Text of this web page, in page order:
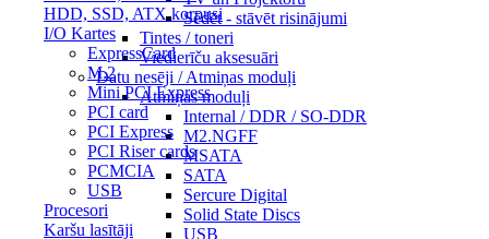
HDD, SSD, ATX korpusi
I/O Kartes
ExpressCard
M.2
Mini PCI Express
PCI card
PCI Express
PCI Riser cards
PCMCIA
USB
Procesori
Karšu lasītāji
Sēdēt - stāvēt risinājumi
Tintes / toneri
Viedierīču aksesuāri
Datu nesēji / Atmiņas moduļi
Atmiņas moduļi
Internal / DDR / SO-DDR
M2.NGFF
MSATA
SATA
Sercure Digital
Solid State Discs
USB